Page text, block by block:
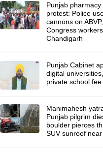
Punjab
protest: Police
cannons on
Congress
Chandigarh
Punjab Cabinet
digital
private school
Manimahesh
Punjab pilgrim
boulder pierces
SUV sunroof